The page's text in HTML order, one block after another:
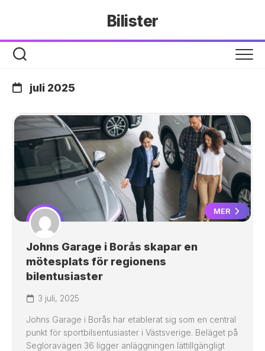
Bilister
juli 2025
MER
Johns Garage i Borås skapar en
mötesplats för regionens
bilentusiaster
3 juli, 2025
Johns Garage i Borås har etablerat sig som en central
punkt för sportbilsentusiaster i Västsverige. Beläget på
Segloravägen 36 ligger anläggningen lättillgängligt